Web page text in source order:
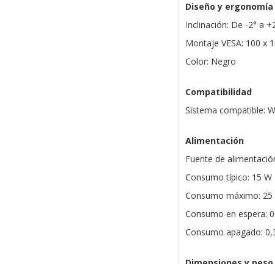
Diseño y ergonomía
Inclinación: De -2° a
Montaje VESA: 100 x
Color: Negro
Compatibilidad
Sistema compatible:
Alimentación
Fuente de
Consumo típico: 15 W
Consumo máximo: 25
Consumo en espera:
Consumo apagado: